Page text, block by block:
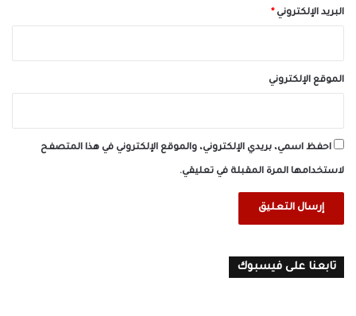
البريد الإلكتروني*
الموقع الإلكتروني
احفظ اسمي، بريدي الإلكتروني، والموقع الإلكتروني في هذا المتصفح
لاستخدامها المرة المقبلة في تعليقي.
تابعنا على فيسبوك